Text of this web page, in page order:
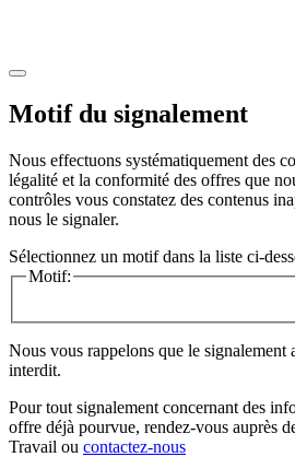
Motif du signalement
Nous effectuons systématiquement des
légalité et la conformité des offres que
contrôles vous constatez des contenus
nous le signaler.
Sélectionnez un motif dans la liste ci-
Motif:
Nous vous rappelons que le signalement
interdit.
Pour tout signalement concernant des
offre déjà pourvue, rendez-vous auprès
Travail ou contactez-nous